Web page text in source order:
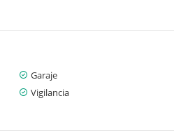
Garaje
Vigilancia